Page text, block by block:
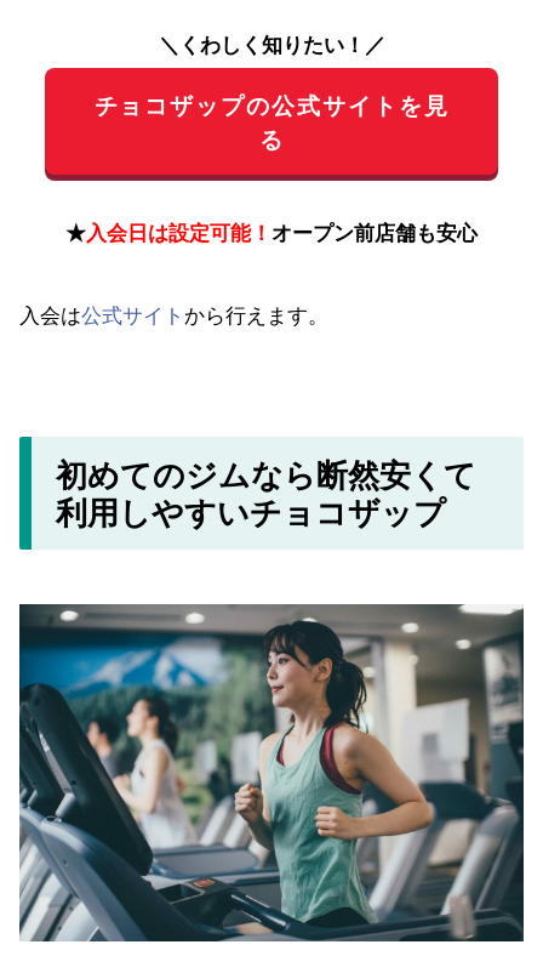
＼くわしく知りたい！／
チョコザップの公式サイトを見
る
★ 入会日は設定可能！ オープン前店舗も安心
入会は 公式サイト から行えます。
初めてのジムなら断然安くて
利用しやすいチョコザップ